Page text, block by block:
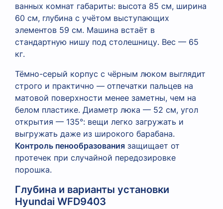
ванных комнат габариты: высота 85 см, ширина
60 см, глубина с учётом выступающих
элементов 59 см. Машина встаёт в
стандартную нишу под столешницу. Вес — 65
кг.
Тёмно-серый корпус с чёрным люком выглядит
строго и практично — отпечатки пальцев на
матовой поверхности менее заметны, чем на
белом пластике. Диаметр люка — 52 см, угол
открытия — 135°: вещи легко загружать и
выгружать даже из широкого барабана.
Контроль пенообразования защищает от
протечек при случайной передозировке
порошка.
Глубина и варианты установки
Hyundai WFD9403